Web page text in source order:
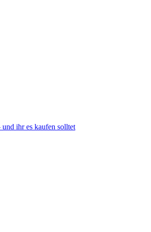
ihr es kaufen solltet